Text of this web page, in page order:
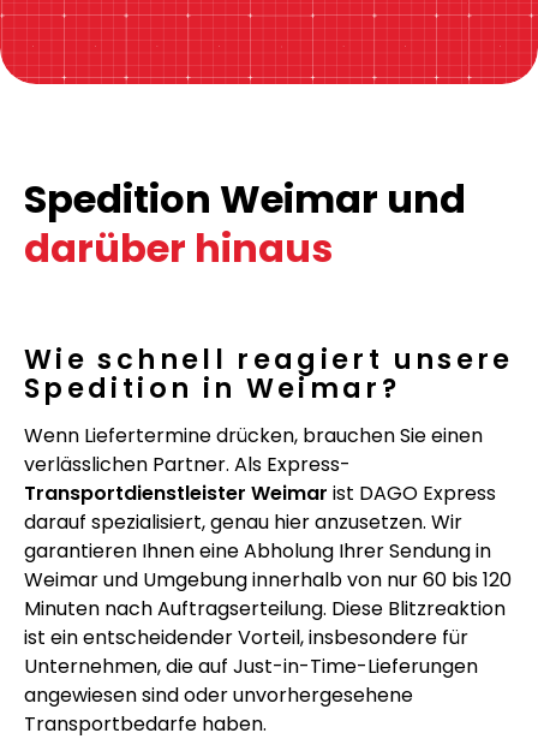
Spedition Weimar und
darüber hinaus
Wie schnell reagiert unsere
Spedition in Weimar?
Wenn Liefertermine drücken, brauchen Sie einen
verlässlichen Partner. Als Express-
Transportdienstleister Weimar ist DAGO Express
darauf spezialisiert, genau hier anzusetzen. Wir
garantieren Ihnen eine Abholung Ihrer Sendung in
Weimar und Umgebung innerhalb von nur 60 bis 120
Minuten nach Auftragserteilung. Diese Blitzreaktion
ist ein entscheidender Vorteil, insbesondere für
Unternehmen, die auf Just-in-Time-Lieferungen
angewiesen sind oder unvorhergesehene
Transportbedarfe haben.